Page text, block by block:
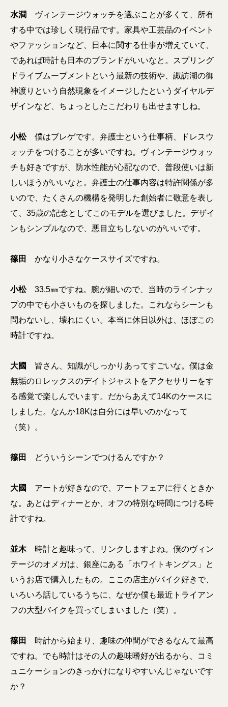
水澗
ヴィンテージウォッチを選ぶことが多くて、所有
する中では珍しく現行品です。家具や工芸品のイベント
やファッションなど、日本に関する仕事が増えていて、
であれば時計も日本のブランドがいいなと。スプリング
ドライブムーブメントという最新の技術や、諏訪湖の御
神渡りという自然現象をイメージしたというダイヤルデ
ザインなど、ちょっとしたこだわりも出せますしね。
小松僕はブレゲです。弁護士という仕事柄、ドレスウ
ォッチをつけることが多いですね。ヴィンテージウォッ
チも好きですが、防水性能が心配なので、普段使いは新
しいほうがいいなと。弁護士の仕事内容は特許関係が多
いので、たくさんの機構を発明した創始者に敬意を表し
て、35歳の記念としてこのモデルを選びました。デザイ
ンもシンプルなので、悪目立ちしないのがいいです。
篠田 かなり小さなケースサイズですね。
小松33.5㎜ですね。腕が細いので、当時のラインナッ
プの中でも小さいものを探しました。これならシーンも
問わないし、壊れにくい。本当に休日以外は、ほぼこの
時計ですね。
大國
皆さん、知識がしっかりあってすごいな。僕は金
無垢のロレックスのデイトジャストをアクセサリーをす
る感覚で楽しんでいます。だからあえて14Kのケースに
しました。なんか18Kは自分には早いのかなって
（笑）。
篠田 どういうシーンでつけるんですか？
大國
アートが好きなので、アートフェアに行くときか
な。あとはディナーとか、オフの特別な時間につける時
計ですね。
並木時計と趣味って、リンクしますよね。僕のヴィン
テージのオメガは、銀座にある「ホワイトキングス」と
いうお店で購入したもの。ここの店主がバイク好きで、
いろいろ話しているうちに、なぜか僕も最近トライアン
フの大型バイクを買ってしまいました（笑）。
篠田
時計から始まり、趣味の仲間ができるなんて最高
ですね。でも時計はその人の趣味嗜好が出るから、コミ
ュニケーションのきっかけになりやすいんじゃないです
か？